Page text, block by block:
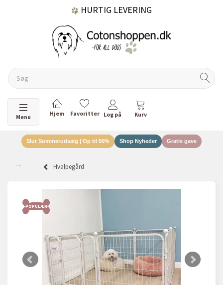
HURTIG LEVERING
60 DAGES RETURRET
Skifte navigation
Menu
Slut Sommerudsalg | Op til 50% Shop Nyheder Gratis gave
Hvalpegård
POPULÆR